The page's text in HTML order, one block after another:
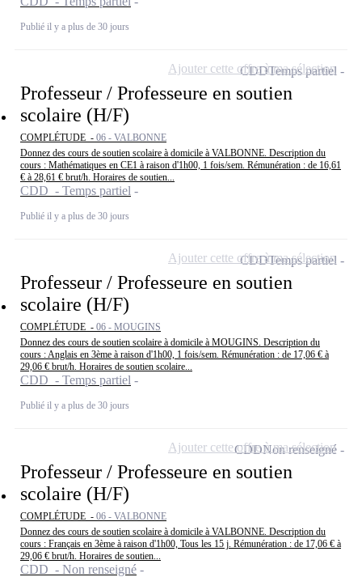
Publié il y a plus de 30 jours
Professeur / Professeure en soutien
scolaire (H/F)
COMPLÉTUDE - 06 - VALBONNE
Donnez des cours de soutien scolaire à domicile à VALBONNE. Description du
cours : Mathématiques en CE1 à raison d'1h00, 1 fois/sem. Rémunération : de 16,61
€ à 28,61 € brut/h. Horaires de soutien...
CDD - Temps partiel
Publié il y a plus de 30 jours
CDDTemps partiel
Ajouter cette offre à ma sélection
Professeur / Professeure en soutien
scolaire (H/F)
COMPLÉTUDE - 06 - MOUGINS
Donnez des cours de soutien scolaire à domicile à MOUGINS. Description du
cours : Anglais en 3ème à raison d'1h00, 1 fois/sem. Rémunération : de 17,06 € à
29,06 € brut/h. Horaires de soutien scolaire...
CDD - Temps partiel
Publié il y a plus de 30 jours
CDDTemps partiel
Ajouter cette offre à ma sélection
Professeur / Professeure en soutien
scolaire (H/F)
COMPLÉTUDE - 06 - VALBONNE
Donnez des cours de soutien scolaire à domicile à VALBONNE. Description du
cours : Français en 3ème à raison d'1h00, Tous les 15 j. Rémunération : de 17,06 € à
29,06 € brut/h. Horaires de soutien...
CDD - Non renseigné
CDDNon renseigné
Ajouter cette offre à ma sélection